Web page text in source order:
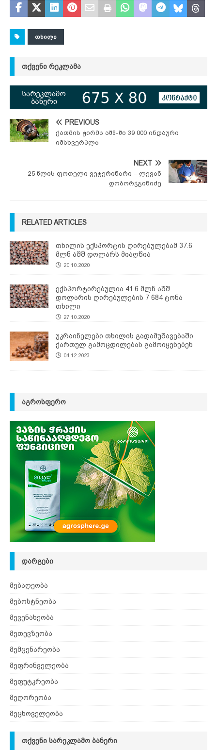
ᲗᲮᲘᲚᲘ
ᲗᲥᲕᲔᲜᲘ ᲠᲔᲙᲚᲐᲛᲐ
PREVIOUS
ქათმის ჭირმა აშშ-ში 39 000 ინდაური
იმსხვერპლა
NEXT
25 წლის ფოთელი ვეტერინარი – ლევან
დობორჯგინიძე
RELATED ARTICLES
თხილის ექსპორტის ღირებულებამ 37.6
მლნ აშშ დოლარს მიაღწია
20.10.2020
ექსპორტირებულია 41.6 მლნ აშშ
დოლარის ღირებულების 7 684 ტონა
თხილი
27.10.2020
უკრაინელები თხილის გადამუშავებაში
ქართულ გამოცდილებას გამოიყენებენ
04.12.2023
ᲐᲒᲠᲝᲡᲤᲔᲠᲝ
ᲓᲐᲠᲒᲔᲑᲘ
მებაღეობა
მებოსტნეობა
მევენახეობა
მეთევზეობა
მემცენარეობა
მეფრინველეობა
მეფუტკრეობა
მეღორეობა
მეცხოველეობა
ᲗᲥᲕᲔᲜᲘ ᲡᲐᲠᲔᲙᲚᲐᲛᲝ ᲑᲐᲜᲔᲠᲘ